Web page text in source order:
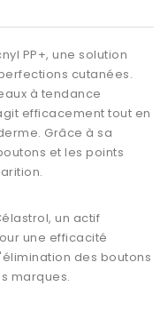
PP+, une solution
cutanées.
à tendance
efficacement tout en
Grâce à sa
et les points
un actif
une efficacité
des boutons
marques.